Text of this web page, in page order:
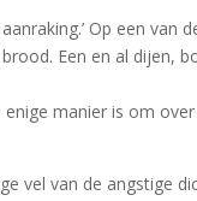
Op een
Een en al dijen,
manier is om
van de angstige